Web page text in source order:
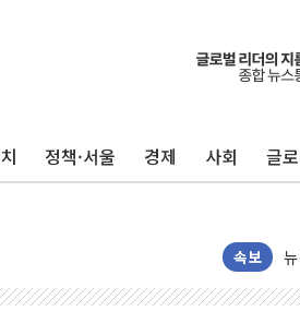
정책·서울 경제 사회 글
속보
[